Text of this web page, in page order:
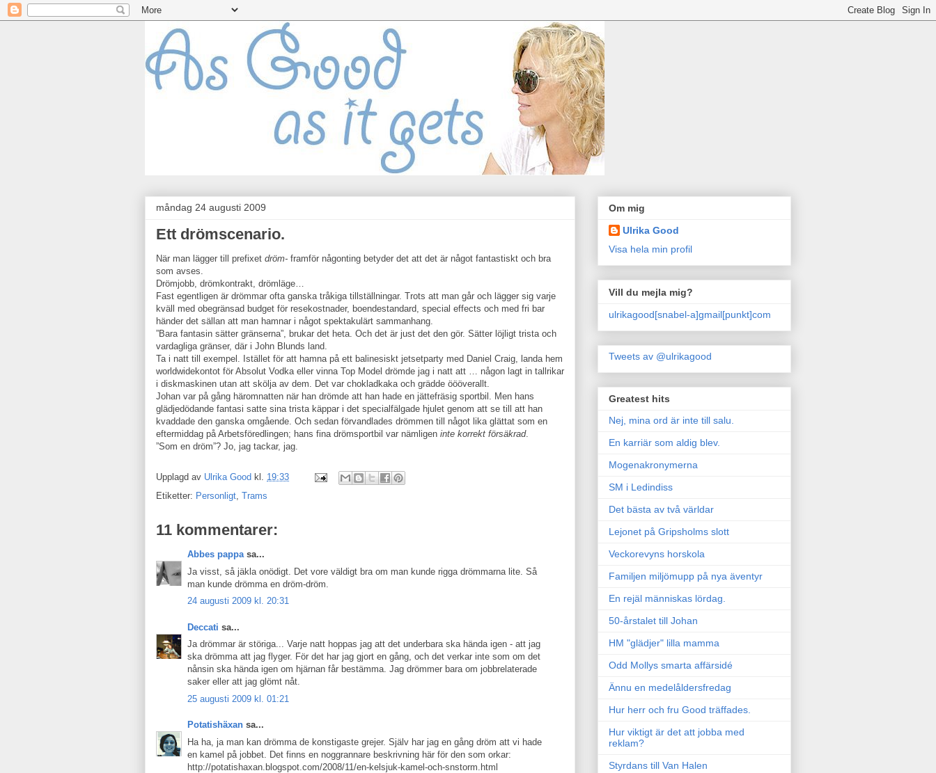
måndag 24 augusti 2009
Ett drömscenario.
När man lägger till prefixet dröm- framför någonting betyder det att det är något fantastiskt och bra
som avses.
Drömjobb, drömkontrakt, drömläge…
Fast egentligen är drömmar ofta ganska tråkiga tillställningar. Trots att man går och lägger sig varje
kväll med obegränsad budget för resekostnader, boendestandard, special effects och med fri bar
händer det sällan att man hamnar i något spektakulärt sammanhang.
”Bara fantasin sätter gränserna”, brukar det heta. Och det är just det den gör. Sätter löjligt trista och
vardagliga gränser, där i John Blunds land.
Ta i natt till exempel. Istället för att hamna på ett balinesiskt jetsetparty med Daniel Craig, landa hem
worldwidekontot för Absolut Vodka eller vinna Top Model drömde jag i natt att … någon lagt in tallrikar
i diskmaskinen utan att skölja av dem. Det var chokladkaka och grädde öööverallt.
Johan var på gång häromnatten när han drömde att han hade en jättefräsig sportbil. Men hans
glädjedödande fantasi satte sina trista käppar i det specialfälgade hjulet genom att se till att han
kvaddade den ganska omgående. Och sedan förvandlades drömmen till något lika glättat som en
eftermiddag på Arbetsföredlingen; hans fina drömsportbil var nämligen inte korrekt försäkrad.
”Som en dröm”? Jo, jag tackar, jag.
Upplagd av Ulrika Good kl. 19:33
Etiketter: Personligt, Trams
11 kommentarer:
Abbes pappasa...
Ja visst, så jäkla onödigt. Det vore väldigt bra om man kunde rigga drömmarna lite. Så
man kunde drömma en dröm-dröm.
24 augusti 2009 kl. 20:31
Deccati sa...
Ja drömmar är störiga... Varje natt hoppas jag att det underbara ska hända igen - att jag
ska drömma att jag flyger. För det har jag gjort en gång, och det verkar inte som om det
nånsin ska hända igen om hjärnan får bestämma. Jag drömmer bara om jobbrelaterade
saker eller att jag glömt nåt.
25 augusti 2009 kl. 01:21
Potatishäxan sa...
Ha ha, ja man kan drömma de konstigaste grejer. Själv har jag en gång dröm att vi hade
en kamel på jobbet. Det finns en noggrannare beskrivning här för den som orkar:
http://potatishaxan.blogspot.com/2008/11/en-kelsjuk-kamel-och-snstorm.html
Om mig
Ulrika Good
Visa hela min profil
Vill du mejla mig?
ulrikagood[snabel-a]gmail[punkt]com
Tweets av @ulrikagood
Greatest hits
Nej, mina ord är inte till salu.
En karriär som aldig blev.
Mogenakronymerna
SM i Ledindiss
Det bästa av två världar
Lejonet på Gripsholms slott
Veckorevyns horskola
Familjen miljömupp på nya äventyr
En rejäl människas lördag.
50-årstalet till Johan
HM "glädjer" lilla mamma
Odd Mollys smarta affärsidé
Ännu en medelåldersfredag
Hur herr och fru Good träffades.
Hur viktigt är det att jobba med
reklam?
Styrdans till Van Halen